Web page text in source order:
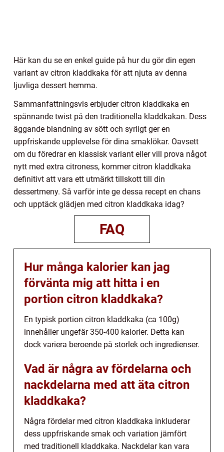
Här kan du se en enkel guide på hur du gör din egen
variant av citron kladdkaka för att njuta av denna
ljuvliga dessert hemma.
Sammanfattningsvis erbjuder citron kladdkaka en
spännande twist på den traditionella kladdkakan. Dess
äggande blandning av sött och syrligt ger en
uppfriskande upplevelse för dina smaklökar. Oavsett
om du föredrar en klassisk variant eller vill prova något
nytt med extra citroness, kommer citron kladdkaka
definitivt att vara ett utmärkt tillskott till din
dessertmeny. Så varför inte ge dessa recept en chans
och upptäck glädjen med citron kladdkaka idag?
FAQ
Hur många kalorier kan jag
förvänta mig att hitta i en
portion citron kladdkaka?
En typisk portion citron kladdkaka (ca 100g)
innehåller ungefär 350-400 kalorier. Detta kan
dock variera beroende på storlek och ingredienser.
Vad är några av fördelarna och
nackdelarna med att äta citron
kladdkaka?
Några fördelar med citron kladdkaka inkluderar
dess uppfriskande smak och variation jämfört
med traditionell kladdkaka. Nackdelar kan vara